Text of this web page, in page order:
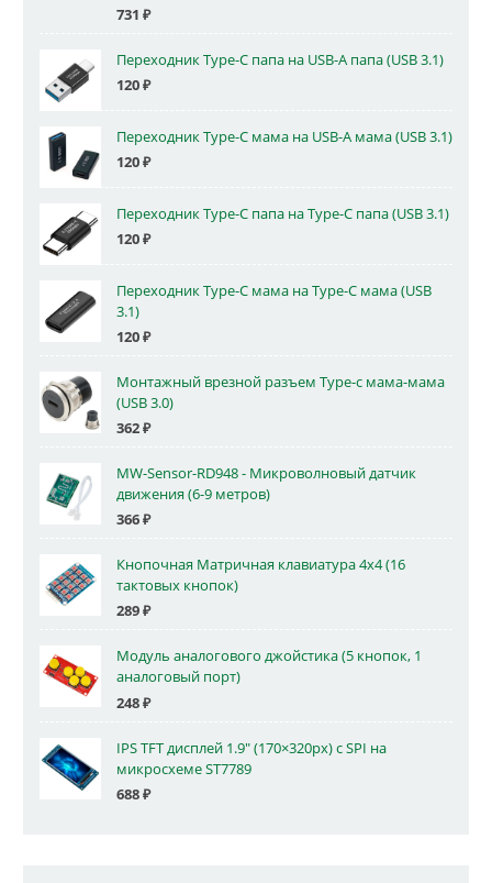
731 ₽
Переходник Type-C папа на USB-A папа (USB 3.1)
120₽
Переходник Type-C мама на USB-A мама (USB 3.1)
120₽
Переходник Type-C папа на Type-C папа (USB 3.1)
120₽
Переходник Type-C мама на Type-C мама (USB
3.1)
120₽
Монтажный врезной разъем Type-c мама-мама
(USB 3.0)
362₽
MW-Sensor-RD948 - Микроволновый датчик
движения (6-9 метров)
366₽
Кнопочная Матричная клавиатура 4x4 (16
тактовых кнопок)
289₽
Модуль аналогового джойстика (5 кнопок, 1
аналоговый порт)
248₽
IPS TFT дисплей 1.9" (170×320px) с SPI на
микросхеме ST7789
688₽